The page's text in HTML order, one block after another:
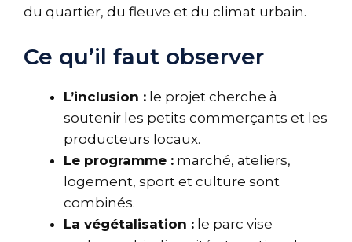
du quartier, du fleuve et du climat urbain.
Ce qu’il faut observer
L’inclusion : le projet cherche à
soutenir les petits commerçants et les
producteurs locaux.
Le programme : marché, ateliers,
logement, sport et culture sont
combinés.
La végétalisation : le parc vise